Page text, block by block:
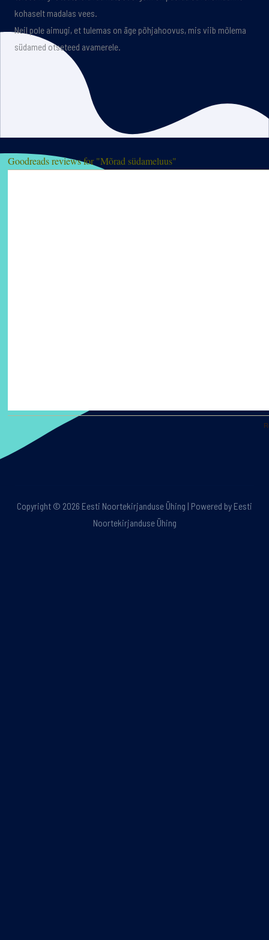
kohaselt madalas vees.
Neil pole aimugi, et tulemas on äge põhjahoovus, mis viib mõlema
südamed otseteed avamerele.
Goodreads reviews for "Mõrad südameluus"
Copyright © 2026 Eesti Noortekirjanduse Ühing | Powered by Eesti
Noortekirjanduse Ühing